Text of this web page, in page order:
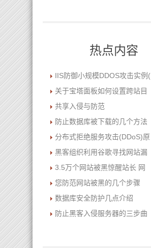
热点内容
IIS防御小规模DDOS攻击实例(
关于宝塔面板如何设置跨站目
共享入侵与防范
防止数据库被下载的几个方法
分布式拒绝服务攻击(DDoS)原
黑客组织利用谷歌寻找网站漏
3.5万个网站被黑惊醒站长 网
您防范网站被黑的几个步骤
数据库安全防护几点介绍
防止黑客入侵服务器的三步曲